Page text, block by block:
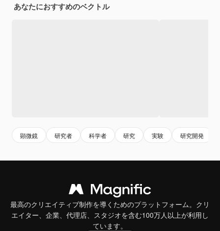
あなたにおすすめのベクトル
顕微鏡 研究者 科学者 研究 実験 研究開発
最高のクリエイティブ制作を導くためのプラットフォーム。クリ
エイター、企業、代理店、スタジオを含む100万人以上が利用し
ています。